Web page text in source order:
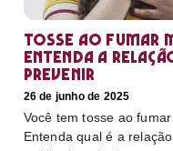
Tosse ao fumar
Entenda a
prevenir
26 de junho de 2025
Você tem tosse ao
Entenda qual é a